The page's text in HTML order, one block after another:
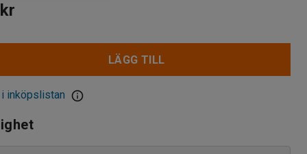
LÄGG TILL
inköpslistan